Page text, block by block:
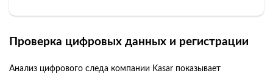
Проверка цифровых данных и регистрации
Анализ цифрового следа компании Kasar показывает